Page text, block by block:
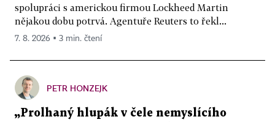
spolupráci s americkou firmou Lockheed Martin
nějakou dobu potrvá. Agentuře Reuters to řekl...
7. 8. 2026 ▪ 3 min. čtení
PETR HONZEJK
„Prolhaný hlupák v čele nemyslícího